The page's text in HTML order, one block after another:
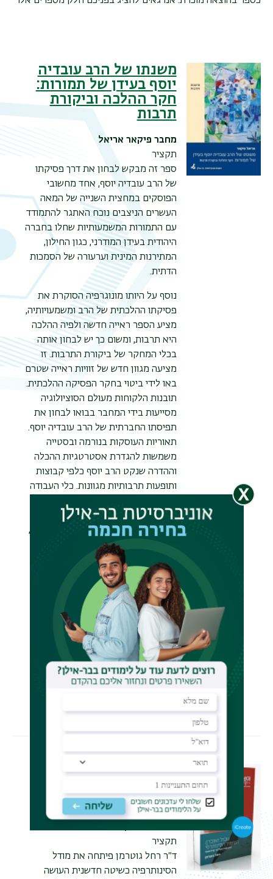
משנתו של הרב עובדיה
יוסף בעידן של תמורות:
חקר ההלכה וביקורת
תרבות
מחבר פיקאר אריאל
תקציר
ספר זה מבקש לבחון את דרך פסיקתו
של הרב עובדיה יוסף, אחד מחשובי
הפוסקים במחצית השנייה של המאה
העשרים הניצבים נוכח האתגר להתמודד
עם התמורות המשמעותיות שחלו בחברה
היהודית בעידן המודרני, כגון החילון,
המתירנות המינית וערעורה של הסמכות
הדתית.
נוסף על היותו מונוגרפיה הסוקרת את
פסיקתו ההלכתית של הרב ומשמעויותיה,
מציע הספר ראייה חדשה ולפיה ההלכה
היא תרבות, ומשום כך יש לבחון אותה
בכלי המחקר של ביקורת התרבות. זו
מציעה מגוון חדש של זוויות ראייה שטרם
באו לידי ביטוי בחקר הפסיקה ההלכתית.
תובנות הלקוחות מעולם הסוציולוגיה
מסייעות בידי המחבר בבואו לבחון את
תפיסתו החברתית של הרב עובדיה יוסף.
תאוריות העוסקות בנורמה ובסטייה
משמשות להגדרת אסטרטגיות ההכלה
וההדרה שנקט הרב יוסף כלפי קבוצות
ותופעות תרבותיות מגוונות. כלי העבודה
המחבר בבואו לחקור את יחסו של הרב
עובדיה יוסף לנושאים הקשורים למיניות,
לאופנת הלבוש של נשים ולהלכות נידה.
תפיסתו של מישל פוקו את המנגנונים
התרבותיים מאפשרת חשיפה של יחסי
הכוח העומדים בבסיס הפסיקה
ההלכתית. כך ניסיונו של הרב יוסף
למשטר את השיח ההלכתי בתחום
המיניות מציף על פני השטח את הקול
הנשי המודחק.
זוויות ראייה חדשות אלו תורמות להבנת
מורכבותו של השיח ההלכתי בהקשרו
שכול ואובדן: הטפול
הסינותרפי - עיון
פסיכואנליטי ופילוסופי
תקציר
ד״ר רחל גוטרמן פיתחה את מודל
הסינותרפיה כשיטה חדשנית העושה